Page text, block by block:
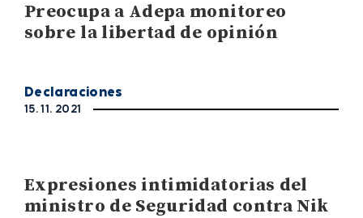
Preocupa a Adepa monitoreo
sobre la libertad de opinión
Declaraciones
15. 11. 2021
Expresiones intimidatorias del
ministro de Seguridad contra Nik